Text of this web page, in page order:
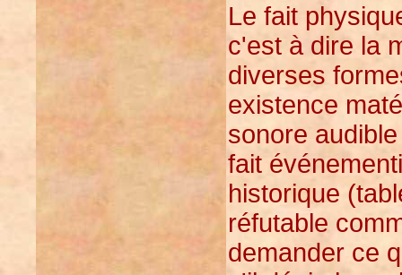
Le fait
c'est à dire la
diverses
existence
sonore
fait
historique
réfutable
demander ce